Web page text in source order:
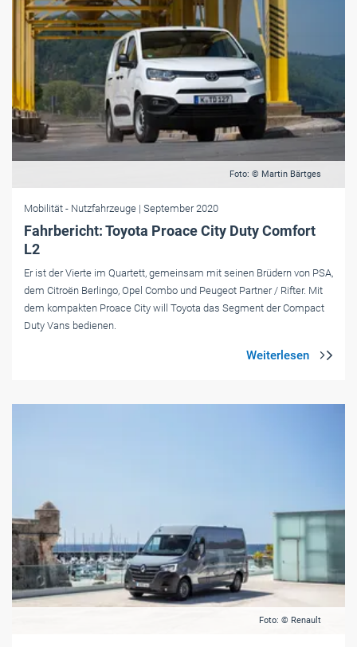
Foto: © Martin Bärtges
Mobilität - Nutzfahrzeuge | September 2020
Fahrbericht: Toyota Proace City Duty Comfort
L2
Er ist der Vierte im Quartett, gemeinsam mit seinen Brüdern von PSA,
dem Citroën Berlingo, Opel Combo und Peugeot Partner / Rifter. Mit
dem kompakten Proace City will Toyota das Segment der Compact
Duty Vans bedienen.
Foto: © Renault